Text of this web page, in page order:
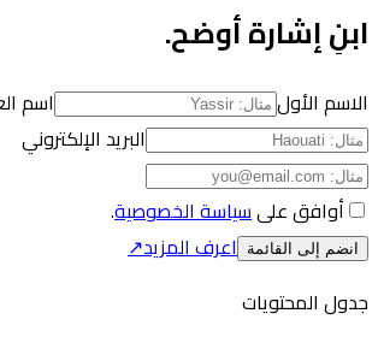
ابنِ إشارة أوضح.
الاسم الأول
اسم
البريد الإلكتروني
أوافق علىسياسة الخصوصية.
انضم إلى القائمة اعرف المزيد↗
جدول المحتويات